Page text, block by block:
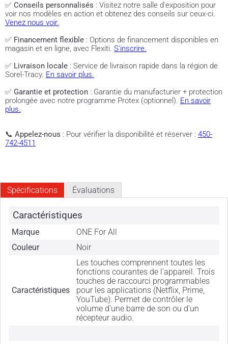
✅ Conseils personnalisés : Visitez notre salle d'exposition pour
voir nos modèles en action et obtenez des conseils sur ceux-ci.
Venez nous voir.
✅ Financement flexible : Options de financement disponibles en
magasin et en ligne, avec Flexiti. S'inscrire.
✅ Livraison locale : Service de livraison rapide dans la région de
Sorel-Tracy. En savoir plus.
✅ Garantie et protection : Garantie du manufacturier + protection
prolongée avec notre programme Protex (optionnel). En savoir
plus.
📞 Appelez-nous : Pour vérifier la disponibilité et réserver : 450-
742-4511
Spécifications Évaluations
Caractéristiques
Marque
ONE For All
Couleur
Noir
Caractéristiques
Les touches comprennent toutes les
fonctions courantes de l'appareil. Trois
touches de raccourci programmables
pour les applications (Netflix, Prime,
YouTube). Permet de contrôler le
volume d'une barre de son ou d'un
récepteur audio.